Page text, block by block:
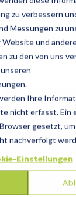
zu verbessern
Messungen zu
und
zu den von uns
Ihre
nicht erfasst. Ein
gesetzt, um
nachverfolgt
Einstellungen